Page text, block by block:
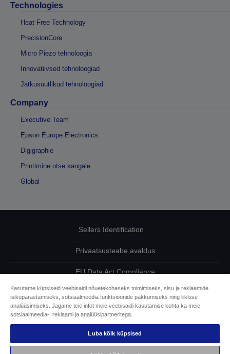
Technologies
Heat-Free Technology
PrecisionCore
Micro Piezo tehnoloogia
Innovatiivsed tehnoloogiad
Jätkusuutlikud tehnoloogiad
Company
Executive Team
Epson Europe Electronics
Digigraphie
Printimine otse kangale
Global
Sellers Identification
Privaatsusteabe avaldus
EU Data Act Compliance
Võtke meiega oma andmete osas ühendust
Cookie Information
Epsoni pühendumine juurdepääsetavusele
Kasutame küpsiseid veebisaidi nõuetekohaseks toimimiseks, sisu ja reklaamide
isikupärastamiseks, sotsiaalmeedia funktsioonide pakkumiseks ning liikluse
analüüsimiseks. Jagame teie infot meie veebisaidi kasutamise kohta ka meie
sotsiaalmeedia-, reklaami ja analüüsipartneritega.
Luba kõik küpsised